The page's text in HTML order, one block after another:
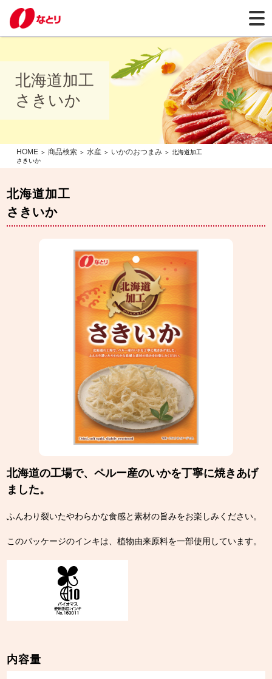
北海道加工
さきいか
HOME ＞ 商品検索＞ 水産＞ いかのおつまみ＞ 北海道加工
さきいか
北海道加工
さきいか
北海道の工場で、ペルー産のいかを丁寧に焼きあげ
ました。
ふんわり裂いたやわらかな食感と素材の旨みをお楽しみください。
このパッケージのインキは、植物由来原料を一部使用しています。
内容量